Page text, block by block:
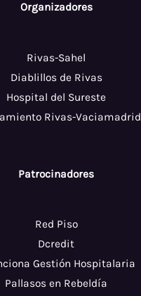
Organizadores
Rivas-Sahel
Diablillos de Rivas
Hospital del Sureste
Rivas-Vaciamadrid
Patrocinadores
Red Piso
Dcredit
Gestión Hospitalaria
Pallasos en Rebeldía